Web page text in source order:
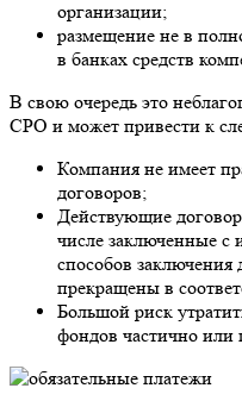
организации;
размещение не в
в банках средств
В свою очередь это
СРО и может привести к
Компания не имеет
договоров;
Действующие
числе заключенные с
способов заключения
прекращены в
Большой риск
фондов частично или